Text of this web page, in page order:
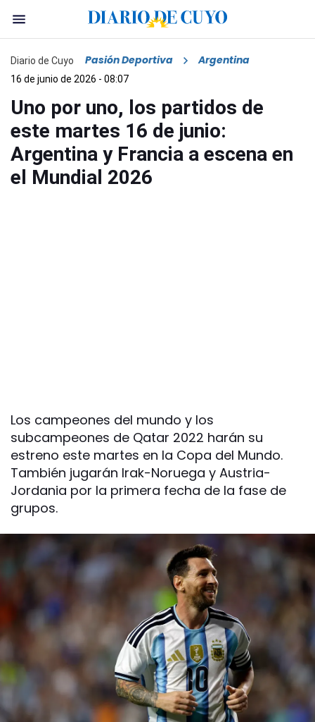
Diario de Cuyo Pasión Deportiva Argentina
16 de junio de 2026 - 08:07
Uno por uno, los partidos de
este martes 16 de junio:
Argentina y Francia a escena en
el Mundial 2026
Los campeones del mundo y los
subcampeones de Qatar 2022 harán su
estreno este martes en la Copa del Mundo.
También jugarán Irak-Noruega y Austria-
Jordania por la primera fecha de la fase de
grupos.